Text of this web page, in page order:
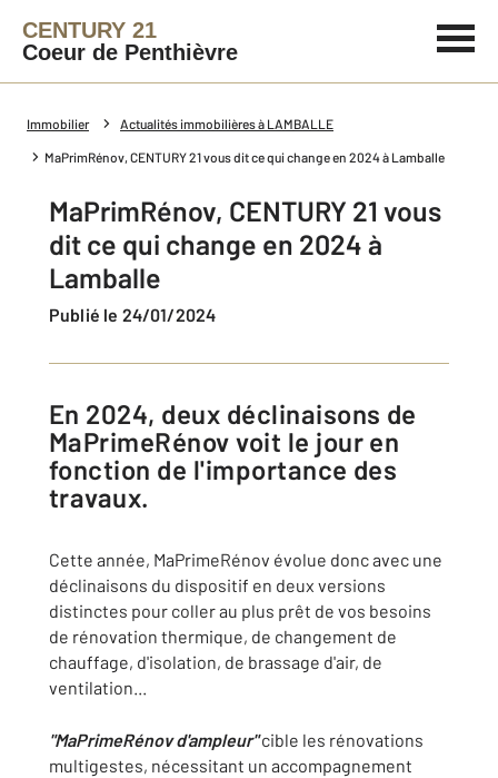
CENTURY 21
Coeur de Penthièvre
Immobilier Actualités immobilières à LAMBALLE
MaPrimRénov, CENTURY 21 vous dit ce qui change en 2024 à Lamballe
MaPrimRénov, CENTURY 21 vous
dit ce qui change en 2024 à
Lamballe
Publié le 24/01/2024
En 2024, deux déclinaisons de
MaPrimeRénov voit le jour en
fonction de l'importance des
travaux.
Cette année, MaPrimeRénov évolue donc avec une
déclinaisons du dispositif en deux versions
distinctes pour coller au plus prêt de vos besoins
de rénovation thermique, de changement de
chauffage, d'isolation, de brassage d'air, de
ventilation...
"MaPrimeRénov d'ampleur"cible les rénovations
multigestes, nécessitant un accompagnement